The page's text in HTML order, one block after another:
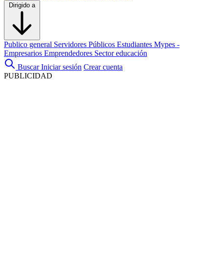
Dirigido a
Publico general Servidores Públicos Estudiantes Mypes -
Empresarios Emprendedores Sector educación
Buscar Iniciar sesión Crear cuenta
PUBLICIDAD